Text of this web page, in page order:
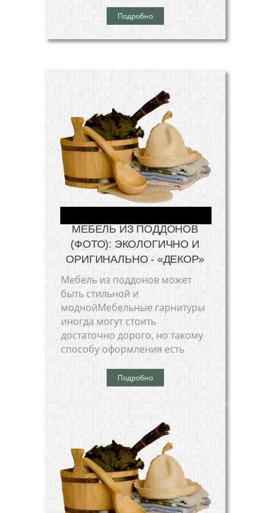
Подробно
МЕБЕЛЬ ИЗ ПОДДОНОВ
(ФОТО): ЭКОЛОГИЧНО И
ОРИГИНАЛЬНО - «ДЕКОР»
Мебель из поддонов может
быть стильной и
моднойМебельные гарнитуры
иногда могут стоить
достаточно дорого, но такому
способу оформления есть
Подробно